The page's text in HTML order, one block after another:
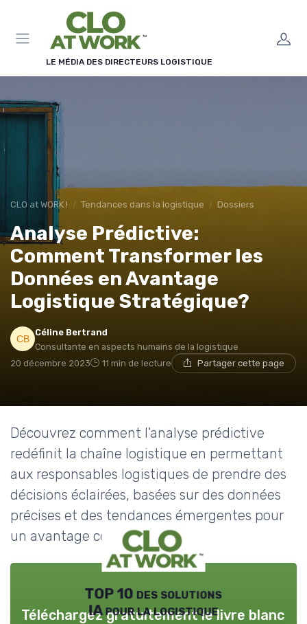
LE MÉDIA DES DIRECTEURS LOGISTIQUE
CLO at WORK ! Tendances dans la logistique Dossiers
Analyse Prédictive:
Comment Transformer les
Données en Avantage
Logistique Stratégique?
Céline Bertrand
Consultante en aspects humains de la logistique
20 décembre 2023
11 min de lecture Partager cette page
Découvrez comment l'analyse prédictive
redéfinit la chaîne logistique en permettant
aux responsables logistiques de prendre des
décisions éclairées, basées sur des données
précises et des tendances émergentes pour
un avantage compétitif.
TOP 10 des solutions
IA pour la logistique
Téléchargez gratuitement le livre blanc
Panneau de gestion des cookies